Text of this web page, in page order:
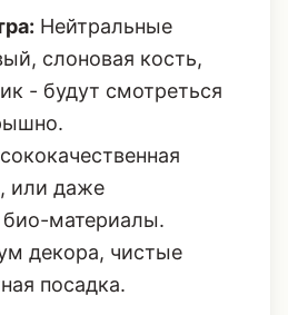
Нейтральные
слоновая кость,
- будут смотреться
или даже
материалы.
декора, чистые
посадка.